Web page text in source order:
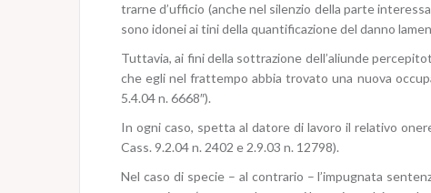
trarne d’ufficio (anche nel silenzio della parte
sono idonei ai tini della quantificazione del danno
Tuttavia, ai fini della sottrazione dell’aliunde
che egli nel frattempo abbia trovato una nuova
5.4.04 n. 6668″).
In ogni caso, spetta al datore di lavoro il relativo
Cass. 9.2.04 n. 2402 e 2.9.03 n. 12798).
Nel caso di specie – al contrario – l’impugnata